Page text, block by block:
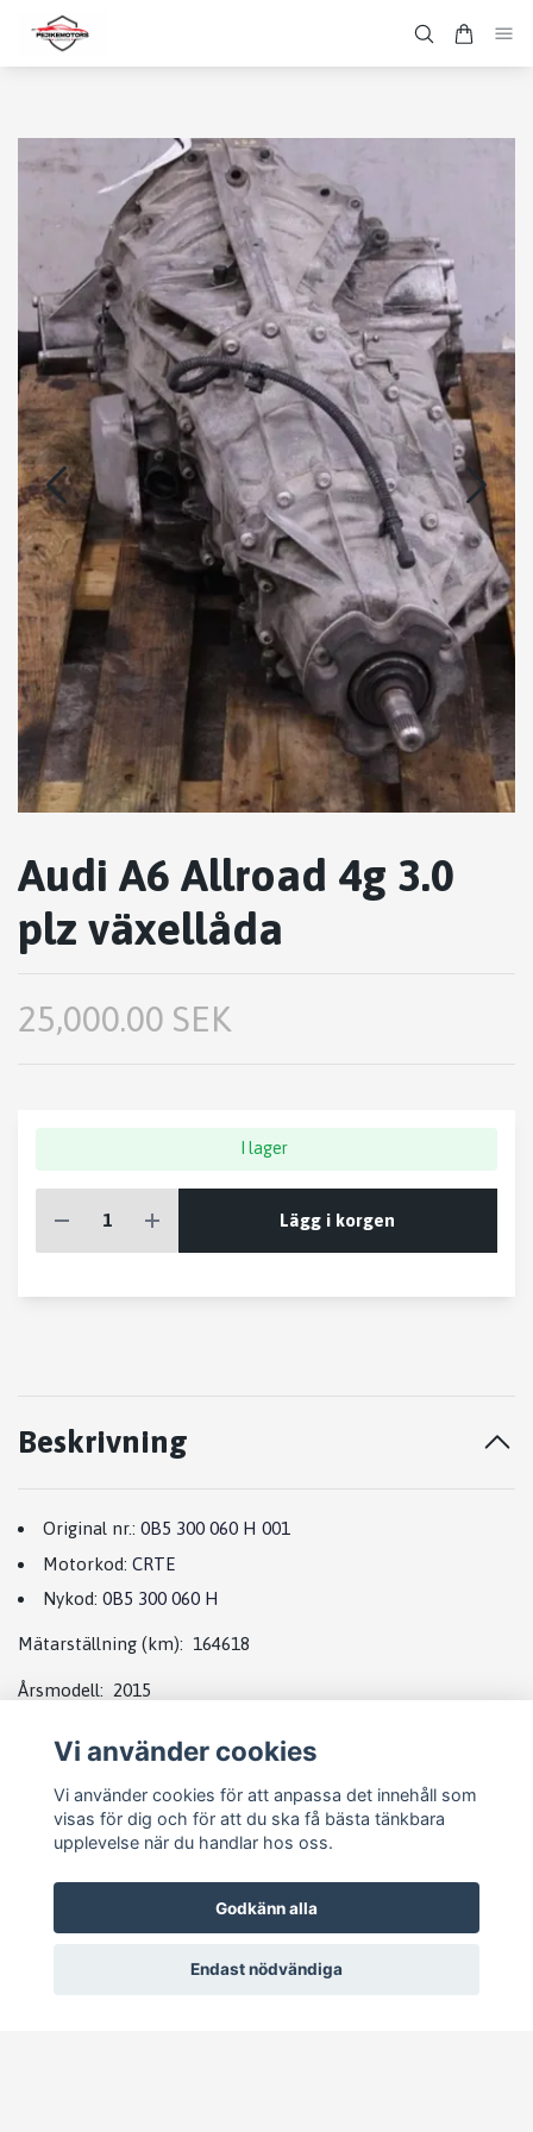
Audi A6 Allroad 4g 3.0
plz växellåda
25,000.00 SEK
I lager
Lägg i korgen
Beskrivning
Original nr.: 0B5 300 060 H 001
Motorkod: CRTE
Nykod: 0B5 300 060 H
Mätarställning (km): 164618
Årsmodell: 2015
Kvalitetskod: OK (A)
Vi använder cookies
Vi använder cookies för att anpassa det innehåll som
visas för dig och för att du ska få bästa tänkbara
upplevelse när du handlar hos oss.
Godkänn alla
Endast nödvändiga